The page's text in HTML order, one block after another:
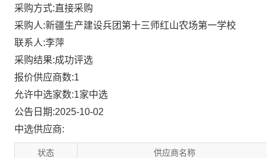
采购方式:直接采购
采购人:新疆生产建设兵团第十三师红山农场第一学校
联系人:李萍
采购结果:成功评选
报价供应商数:1
允许中选家数:1家中选
公告日期:2025-10-02
中选供应商:
状态 供应商名称